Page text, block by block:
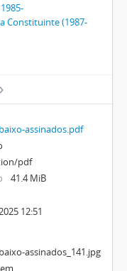
Constituinte (1987-
assinados.pdf
pdf
41.4 MiB
12:51
assinados_141.jpg